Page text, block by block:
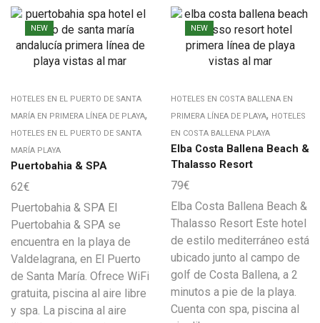
NEW
HOTELES EN EL PUERTO DE SANTA
MARÍA EN PRIMERA LÍNEA DE PLAYA,
HOTELES EN EL PUERTO DE SANTA
MARÍA PLAYA
Puertobahia & SPA
62€
Puertobahia & SPA El
Puertobahia & SPA se
encuentra en la playa de
Valdelagrana, en El Puerto
de Santa María. Ofrece WiFi
gratuita, piscina al aire libre
y spa. La piscina al aire
NEW
HOTELES EN COSTA BALLENA EN
PRIMERA LÍNEA DE PLAYA, HOTELES
EN COSTA BALLENA PLAYA
Elba Costa Ballena Beach &
Thalasso Resort
79€
Elba Costa Ballena Beach &
Thalasso Resort Este hotel
de estilo mediterráneo está
ubicado junto al campo de
golf de Costa Ballena, a 2
minutos a pie de la playa.
Cuenta con spa, piscina al